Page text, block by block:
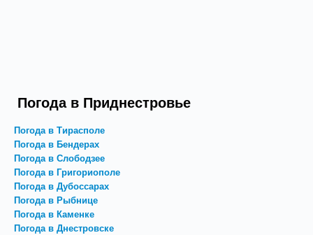
Погода в Приднестровье
Погода в Тирасполе
Погода в Бендерах
Погода в Слободзее
Погода в Григориополе
Погода в Дубоссарах
Погода в Рыбнице
Погода в Каменке
Погода в Днестровске